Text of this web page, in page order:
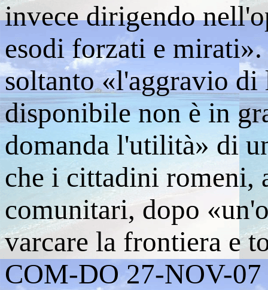
invece dirigendo
esodi forzati e
soltanto «l'aggravio di
disponibile non è in
domanda l'utilità» di
che i cittadini romeni,
comunitari, dopo
varcare la frontiera e
COM-DO 27-NOV-